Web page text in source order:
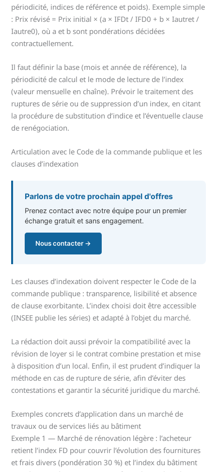
périodicité, indices de référence et poids). Exemple simple
: Prix révisé = Prix initial × (a × IFDt / IFD0 + b × Iautret /
Iautre0), où a et b sont pondérations décidées
contractuellement.
Il faut définir la base (mois et année de référence), la
périodicité de calcul et le mode de lecture de l’index
(valeur mensuelle en chaîne). Prévoir le traitement des
ruptures de série ou de suppression d’un index, en citant
la procédure de substitution d’indice et l’éventuelle clause
de renégociation.
Articulation avec le Code de la commande publique et les
clauses d’indexation
Parlons de votre prochain appel d'offres
Prenez contact avec notre équipe pour un premier
échange gratuit et sans engagement.
Nous contacter →
Les clauses d’indexation doivent respecter le Code de la
commande publique : transparence, lisibilité et absence
de clause exorbitante. L’index choisi doit être accessible
(INSEE publie les séries) et adapté à l’objet du marché.
La rédaction doit aussi prévoir la compatibilité avec la
révision de loyer si le contrat combine prestation et mise
à disposition d’un local. Enfin, il est prudent d’indiquer la
méthode en cas de rupture de série, afin d’éviter des
contestations et garantir la sécurité juridique du marché.
Exemples concrets d’application dans un marché de
travaux ou de services liés au bâtiment
Exemple 1 — Marché de rénovation légère : l’acheteur
retient l’index FD pour couvrir l’évolution des fournitures
et frais divers (pondération 30 %) et l’index du bâtiment